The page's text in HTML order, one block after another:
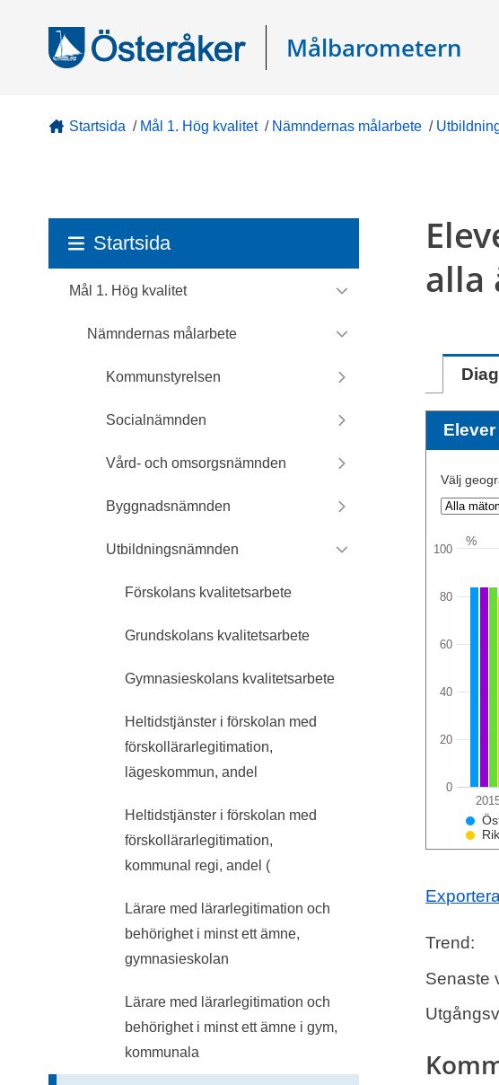
Målbarometern
Startsida / Mål 1. Hög kvalitet / Nämndernas målarbete /
alla
Välj
%
0
20
40
60
80
100
Trend:
Senaste
Startsida
Mål 1. Hög kvalitet
Nämndernas målarbete
Kommunstyrelsen
Socialnämnden
Vård- och omsorgsnämnden
Byggnadsnämnden
Utbildningsnämnden
Förskolans kvalitetsarbete
Grundskolans kvalitetsarbete
Gymnasieskolans kvalitetsarbete
Heltidstjänster i förskolan med
förskollärarlegitimation,
lägeskommun, andel
Heltidstjänster i förskolan med
förskollärarlegitimation,
kommunal regi, andel (
Lärare med lärarlegitimation och
behörighet i minst ett ämne,
gymnasieskolan
Lärare med lärarlegitimation och
behörighet i minst ett ämne i gym,
kommunala